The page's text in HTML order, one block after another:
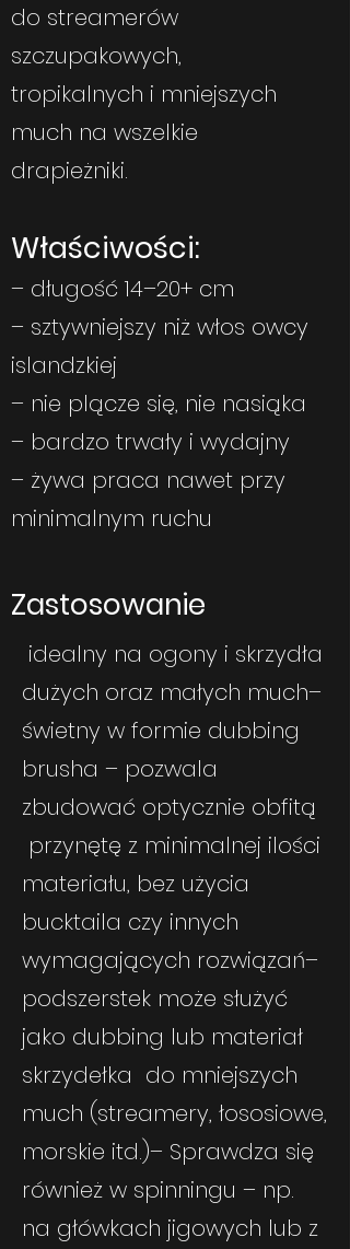
do streamerów
szczupakowych,
tropikalnych i mniejszych
much na wszelkie
drapieżniki.
Właściwości:
– długość 14–20+ cm
– sztywniejszy niż włos owcy
islandzkiej
– nie plącze się, nie nasiąka
– bardzo trwały i wydajny
– żywa praca nawet przy
minimalnym ruchu
Zastosowanie
idealny na ogony i skrzydła
dużych oraz małych much–
świetny w formie dubbing
brusha – pozwala
zbudować optycznie obfitą
przynętę z minimalnej ilości
materiału, bez użycia
bucktaila czy innych
wymagających rozwiązań–
podszerstek może służyć
jako dubbing lub materiał
skrzydełka do mniejszych
much (streamery, łososiowe,
morskie itd.)– Sprawdza się
również w spinningu – np.
na główkach jigowych lub z